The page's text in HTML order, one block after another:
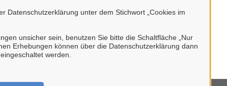
Datenschutzerklärung unter dem Stichwort „Cookies im
unsicher sein, benutzen Sie bitte die Schaltfläche „Nur
Erhebungen können über die Datenschutzerklärung dann
werden.